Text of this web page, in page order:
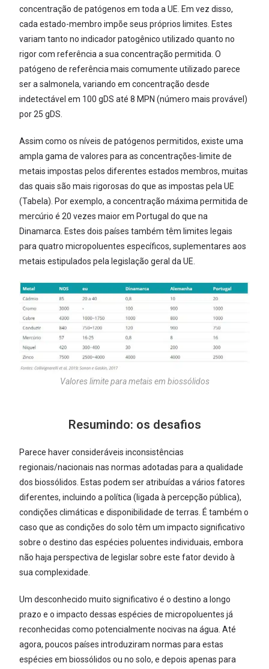
concentração de patógenos em toda a UE. Em vez disso,
cada estado-membro impõe seus próprios limites. Estes
variam tanto no indicador patogênico utilizado quanto no
rigor com referência a sua concentração permitida. O
patógeno de referência mais comumente utilizado parece
ser a salmonela, variando em concentração desde
indetectável em 100 gDS até 8 MPN (número mais provável)
por 25 gDS.
Assim como os níveis de patógenos permitidos, existe uma
ampla gama de valores para as concentrações-limite de
metais impostas pelos diferentes estados membros, muitas
das quais são mais rigorosas do que as impostas pela UE
(Tabela). Por exemplo, a concentração máxima permitida de
mercúrio é 20 vezes maior em Portugal do que na
Dinamarca. Estes dois países também têm limites legais
para quatro micropoluentes específicos, suplementares aos
metais estipulados pela legislação geral da UE.
Valores limite para metais em biossólidos
Resumindo: os desafios
Parece haver consideráveis inconsistências
regionais/nacionais nas normas adotadas para a qualidade
dos biossólidos. Estas podem ser atribuídas a vários fatores
diferentes, incluindo a política (ligada à percepção pública),
condições climáticas e disponibilidade de terras. É também o
caso que as condições do solo têm um impacto significativo
sobre o destino das espécies poluentes individuais, embora
não haja perspectiva de legislar sobre este fator devido à
sua complexidade.
Um desconhecido muito significativo é o destino a longo
prazo e o impacto dessas espécies de micropoluentes já
reconhecidas como potencialmente nocivas na água. Até
agora, poucos países introduziram normas para estas
espécies em biossólidos ou no solo, e depois apenas para